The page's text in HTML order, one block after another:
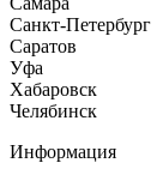
Санкт-Петербург
Саратов
Уфа
Хабаровск
Челябинск
Информация